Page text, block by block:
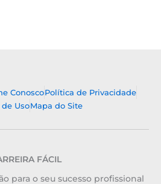
ConoscoPolítica de Privacidade
UsoMapa do Site
FÁCIL
para o seu sucesso profissional